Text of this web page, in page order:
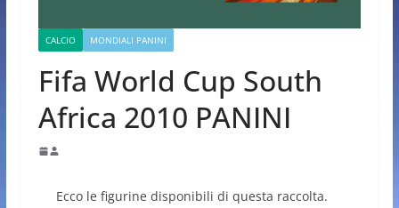
CALCIO MONDIALI PANINI
Fifa World Cup South
Africa 2010 PANINI
Ecco le figurine disponibili di questa raccolta.